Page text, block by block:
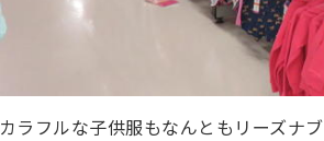
カラフルな子供服もなんともリーズナ